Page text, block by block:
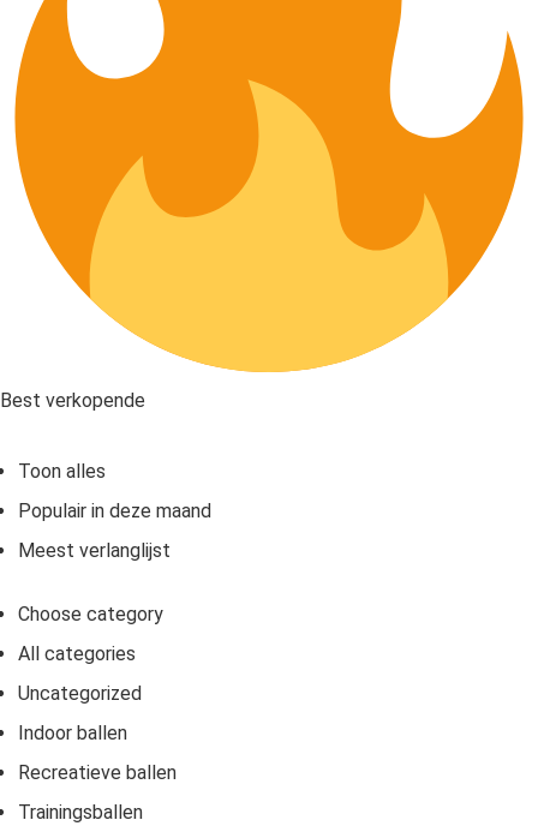
Best verkopende
Toon alles
Populair in deze maand
Meest verlanglijst
Choose category
All categories
Uncategorized
Indoor ballen
Recreatieve ballen
Trainingsballen